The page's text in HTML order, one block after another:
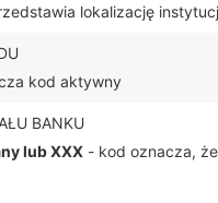
lokalizację
kod aktywny
BANKU
lub XXX - kod oznacza,